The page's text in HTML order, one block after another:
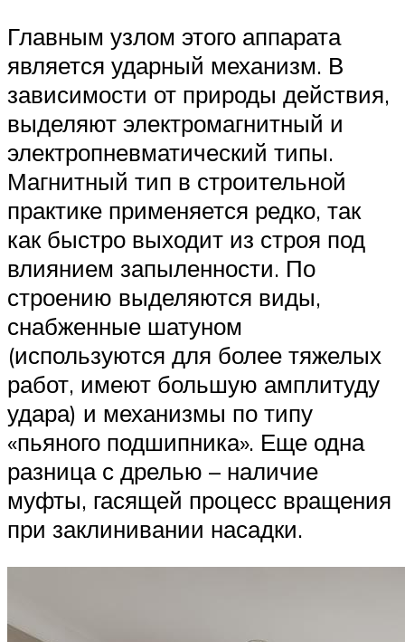
Главным узлом этого аппарата
является ударный механизм. В
зависимости от природы действия,
выделяют электромагнитный и
электропневматический типы.
Магнитный тип в строительной
практике применяется редко, так
как быстро выходит из строя под
влиянием запыленности. По
строению выделяются виды,
снабженные шатуном
(используются для более тяжелых
работ, имеют большую амплитуду
удара) и механизмы по типу
«пьяного подшипника». Еще одна
разница с дрелью – наличие
муфты, гасящей процесс вращения
при заклинивании насадки.